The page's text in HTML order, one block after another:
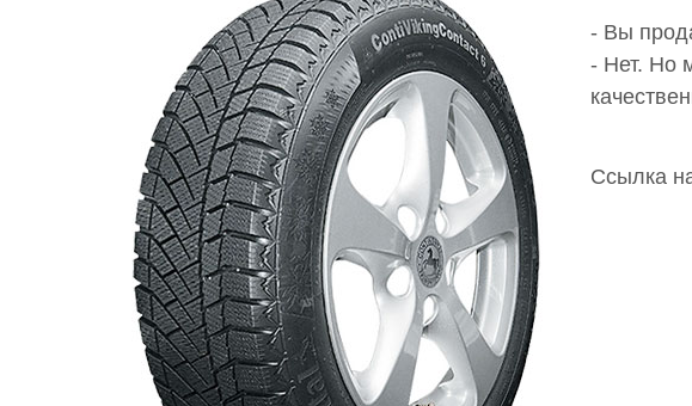
- Вы
- Нет. Но
Ссылка